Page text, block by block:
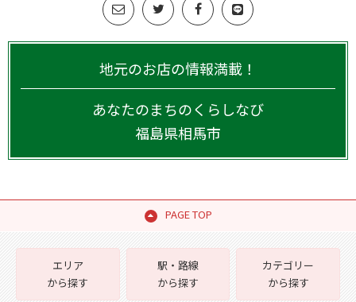
地元のお店の情報満載！
あなたのまちのくらしなび
福島県相馬市
PAGE TOP
エリア
から探す
駅・路線
から探す
カテゴリー
から探す